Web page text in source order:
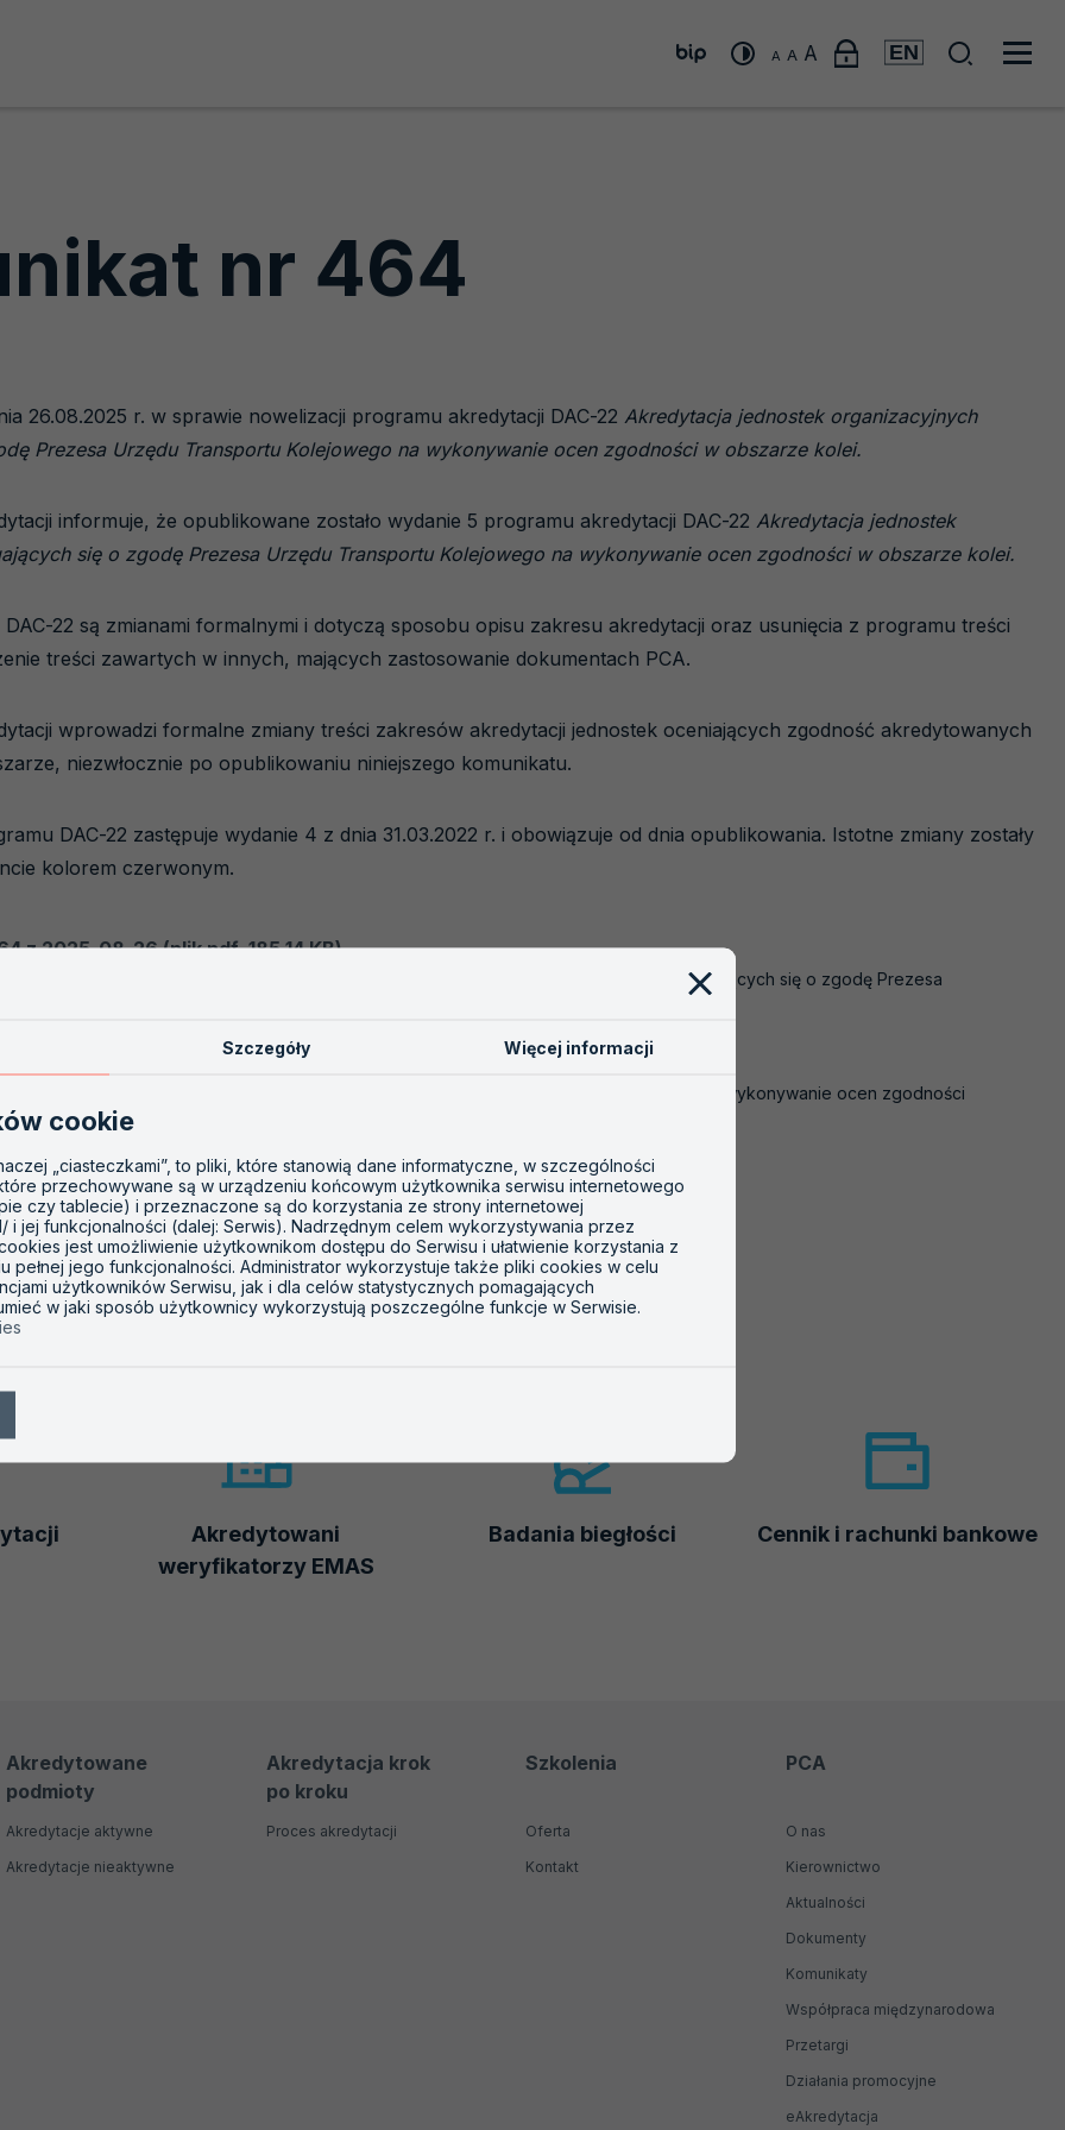
Menu
A A A
Menu
nr 464
26.08.2025 r. w sprawie nowelizacji programu akredytacji DAC-22Akredytacja jednostek organizacyjnych
Prezesa Urzędu Transportu Kolejowego na wykonywanie ocen zgodności w obszarze kolei.
informuje, że opublikowane zostało wydanie 5 programu akredytacji DAC-22Akredytacja jednostek
się o zgodę Prezesa Urzędu Transportu Kolejowego na wykonywanie ocen zgodności w obszarze kolei.
22 są zmianami formalnymi i dotyczą sposobu opisu zakresu akredytacji oraz usunięcia z programu treści
treści zawartych w innych, mających zastosowanie dokumentach PCA.
wprowadzi formalne zmiany treści zakresów akredytacji jednostek oceniających zgodność akredytowanych
niezwłocznie po opublikowaniu niniejszego komunikatu.
DAC-22 zastępuje wydanie 4 z dnia 31.03.2022 r. i obowiązuje od dnia opublikowania. Istotne zmiany zostały
kolorem czerwonym.
z 2025-08-26 (plik pdf, 185.14 KB)
nowelizacji programu akredytacji DAC-22 Akredytacja jednostek organizacyjnych ubiegających się o zgodę Prezesa
z 2025-08-26 (plik pdf, 308.04 KB)
organizacyjnych ubiegających się o zgodę Prezesa Urzędu Transportu Kolejowego na wykonywanie ocen zgodności
Akredytowani
weryfikatorzy EMAS
Badania biegłości Cennik i rachunki bankowe
Akredytowane
podmioty
Akredytacje aktywne
Akredytacje nieaktywne
Akredytacja krok
po kroku
Proces akredytacji
Szkolenia
Oferta
Kontakt
PCA
O nas
Kierownictwo
Aktualności
Dokumenty
Komunikaty
Współpraca międzynarodowa
Przetargi
Działania promocyjne
eAkredytacja
Szczegóły Więcej informacji
cookie
„ciasteczkami”, to pliki, które stanowią dane informatyczne, w szczególności
przechowywane są w urządzeniu końcowym użytkownika serwisu internetowego
czy tablecie) i przeznaczone są do korzystania ze strony internetowej
i jej funkcjonalności (dalej: Serwis). Nadrzędnym celem wykorzystywania przez
jest umożliwienie użytkownikom dostępu do Serwisu i ułatwienie korzystania z
pełnej jego funkcjonalności. Administrator wykorzystuje także pliki cookies w celu
użytkowników Serwisu, jak i dla celów statystycznych pomagających
w jaki sposób użytkownicy wykorzystują poszczególne funkcje w Serwisie.